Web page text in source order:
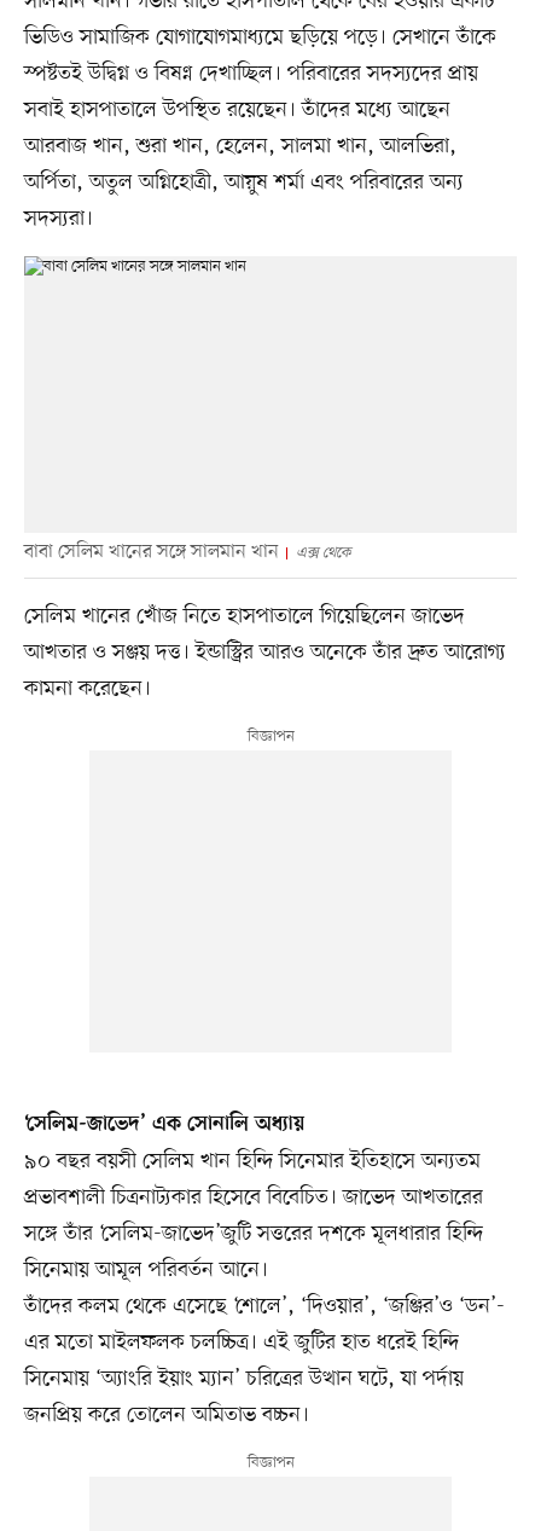
ভিডিও সামাজিক যোগাযোগমাধ্যমে ছড়িয়ে পড়ে। সেখানে তাঁকে
স্পষ্টতই উদ্বিগ্ন ও বিষণ্ন দেখাচ্ছিল। পরিবারের সদস্যদের প্রায়
সবাই হাসপাতালে উপস্থিত রয়েছেন। তাঁদের মধ্যে আছেন
আরবাজ খান, শুরা খান, হেলেন, সালমা খান, আলভিরা,
অর্পিতা, অতুল অগ্নিহোত্রী, আয়ুষ শর্মা এবং পরিবারের অন্য
সদস্যরা।
বাবা সেলিম খানের সঙ্গে সালমান খান এক্স থেকে
সেলিম খানের খোঁজ নিতে হাসপাতালে গিয়েছিলেন জাভেদ
আখতার ও সঞ্জয় দত্ত। ইন্ডাস্ট্রির আরও অনেকে তাঁর দ্রুত আরোগ্য
কামনা করেছেন।
‘সেলিম-জাভেদ’ এক সোনালি অধ্যায়
৯০ বছর বয়সী সেলিম খান হিন্দি সিনেমার ইতিহাসে অন্যতম
প্রভাবশালী চিত্রনাট্যকার হিসেবে বিবেচিত। জাভেদ আখতারের
সঙ্গে তাঁর ‘সেলিম-জাভেদ’জুটি সত্তরের দশকে মূলধারার হিন্দি
সিনেমায় আমূল পরিবর্তন আনে।
তাঁদের কলম থেকে এসেছে ‘শোলে’, ‘দিওয়ার’, ‘জঞ্জির’ও ‘ডন’-
এর মতো মাইলফলক চলচ্চিত্র। এই জুটির হাত ধরেই হিন্দি
সিনেমায় ‘অ্যাংরি ইয়াং ম্যান’ চরিত্রের উত্থান ঘটে, যা পর্দায়
জনপ্রিয় করে তোলেন অমিতাভ বচ্চন।